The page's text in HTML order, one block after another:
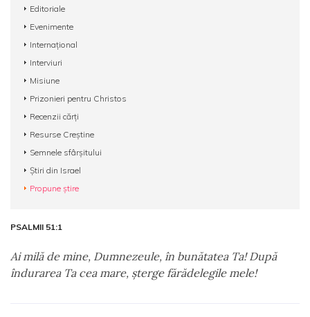
Editoriale
Evenimente
Internațional
Interviuri
Misiune
Prizonieri pentru Christos
Recenzii cărți
Resurse Creștine
Semnele sfârșitului
Știri din Israel
Propune știre
PSALMII 51:1
Ai milă de mine, Dumnezeule, în bunătatea Ta! După
îndurarea Ta cea mare, şterge fărădelegile mele!